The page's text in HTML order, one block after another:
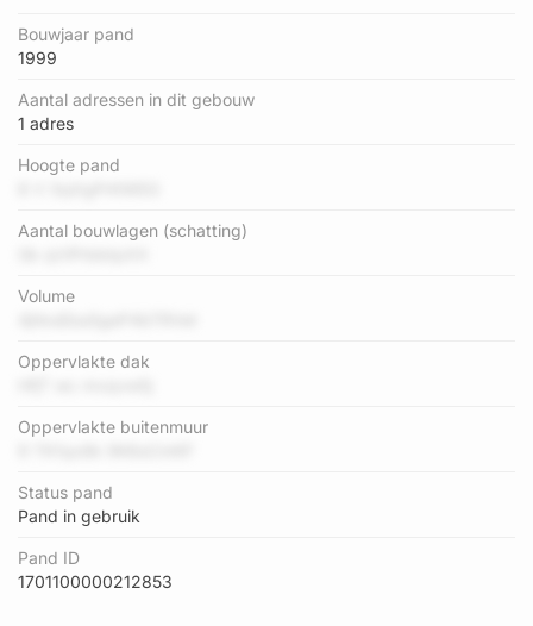
Bouwjaar pand
1999
Aantal adressen in dit gebouw
1 adres
Hoogte pand
Aantal bouwlagen (schatting)
Volume
Oppervlakte dak
Oppervlakte buitenmuur
Status pand
Pand in gebruik
Pand ID
1701100000212853